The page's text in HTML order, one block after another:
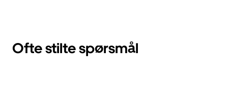
Ofte stilte spørsmål